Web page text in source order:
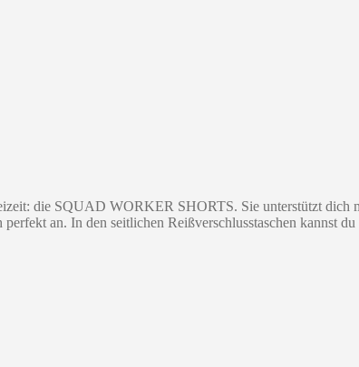
die SQUAD WORKER SHORTS. Sie unterstützt dich
an. In den seitlichen Reißverschlusstaschen kannst du